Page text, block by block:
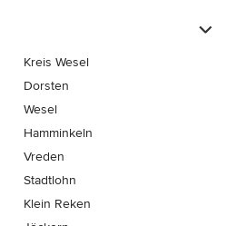
Kreis Wesel
Dorsten
Wesel
Hamminkeln
Vreden
Stadtlohn
Klein Reken